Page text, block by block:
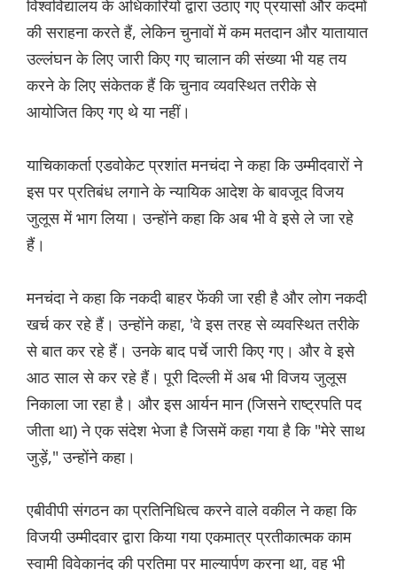
विश्वविद्यालय के अधिकारियों द्वारा उठाए गए प्रयासों और कदमों
की सराहना करते हैं, लेकिन चुनावों में कम मतदान और यातायात
उल्लंघन के लिए जारी किए गए चालान की संख्या भी यह तय
करने के लिए संकेतक हैं कि चुनाव व्यवस्थित तरीके से
आयोजित किए गए थे या नहीं।
याचिकाकर्ता एडवोकेट प्रशांत मनचंदा ने कहा कि उम्मीदवारों ने
इस पर प्रतिबंध लगाने के न्यायिक आदेश के बावजूद विजय
जुलूस में भाग लिया। उन्होंने कहा कि अब भी वे इसे ले जा रहे
हैं।
मनचंदा ने कहा कि नकदी बाहर फेंकी जा रही है और लोग नकदी
खर्च कर रहे हैं। उन्होंने कहा, 'वे इस तरह से व्यवस्थित तरीके
से बात कर रहे हैं। उनके बाद पर्चे जारी किए गए। और वे इसे
आठ साल से कर रहे हैं। पूरी दिल्ली में अब भी विजय जुलूस
निकाला जा रहा है। और इस आर्यन मान (जिसने राष्ट्रपति पद
जीता था) ने एक संदेश भेजा है जिसमें कहा गया है कि "मेरे साथ
जुड़ें," उन्होंने कहा।
एबीवीपी संगठन का प्रतिनिधित्व करने वाले वकील ने कहा कि
विजयी उम्मीदवार द्वारा किया गया एकमात्र प्रतीकात्मक काम
स्वामी विवेकानंद की प्रतिमा पर माल्यार्पण करना था, वह भी